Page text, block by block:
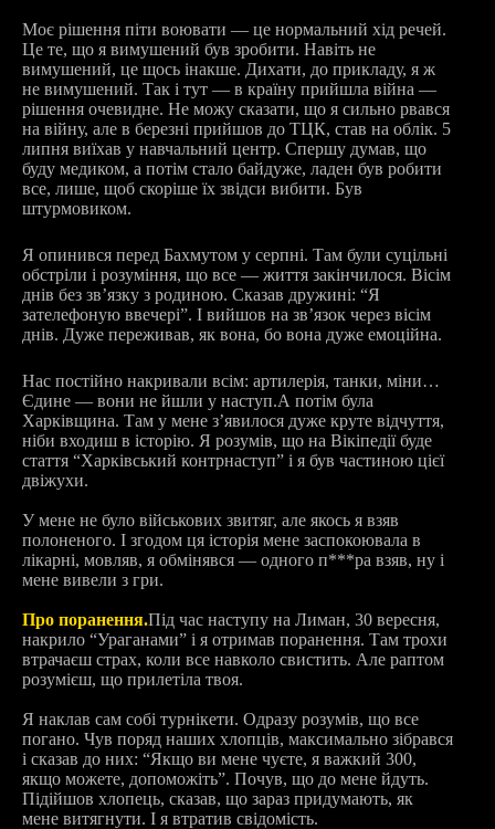
Моє рішення піти воювати — це нормальний хід речей.
Це те, що я вимушений був зробити. Навіть не
вимушений, це щось інакше. Дихати, до прикладу, я ж
не вимушений. Так і тут — в країну прийшла війна —
рішення очевидне. Не можу сказати, що я сильно рвався
на війну, але в березні прийшов до ТЦК, став на облік. 5
липня виїхав у навчальний центр. Спершу думав, що
буду медиком, а потім стало байдуже, ладен був робити
все, лише, щоб скоріше їх звідси вибити. Був
штурмовиком.
Я опинився перед Бахмутом у серпні. Там були суцільні
обстріли і розуміння, що все — життя закінчилося. Вісім
днів без звʼязку з родиною. Сказав дружині: “Я
зателефоную ввечері”. І вийшов на звʼязок через вісім
днів. Дуже переживав, як вона, бо вона дуже емоційна.
Нас постійно накривали всім: артилерія, танки, міни…
Єдине — вони не йшли у наступ.А потім була
Харківщина. Там у мене зʼявилося дуже круте відчуття,
ніби входиш в історію. Я розумів, що на Вікіпедії буде
стаття “Харківський контрнаступ” і я був частиною цієї
двіжухи.
У мене не було військових звитяг, але якось я взяв
полоненого. І згодом ця історія мене заспокоювала в
лікарні, мовляв, я обмінявся — одного п***ра взяв, ну і
мене вивели з гри.
Про поранення.Під час наступу на Лиман, 30 вересня,
накрило “Ураганами” і я отримав поранення. Там трохи
втрачаєш страх, коли все навколо свистить. Але раптом
розумієш, що прилетіла твоя.
Я наклав сам собі турнікети. Одразу розумів, що все
погано. Чув поряд наших хлопців, максимально зібрався
і сказав до них: “Якщо ви мене чуєте, я важкий 300,
якщо можете, допоможіть”. Почув, що до мене йдуть.
Підійшов хлопець, сказав, що зараз придумають, як
мене витягнути. І я втратив свідомість.